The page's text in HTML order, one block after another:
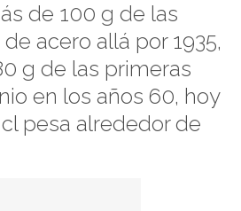
de 100 g de las
acero allá por 1935,
g de las primeras
en los años 60, hoy
pesa alrededor de